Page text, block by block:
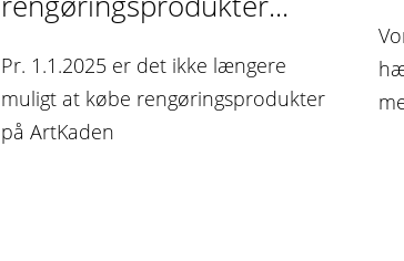
Pr. 1.1.2025 er det ikke længere
muligt at købe rengøringsprodukter
på ArtKaden